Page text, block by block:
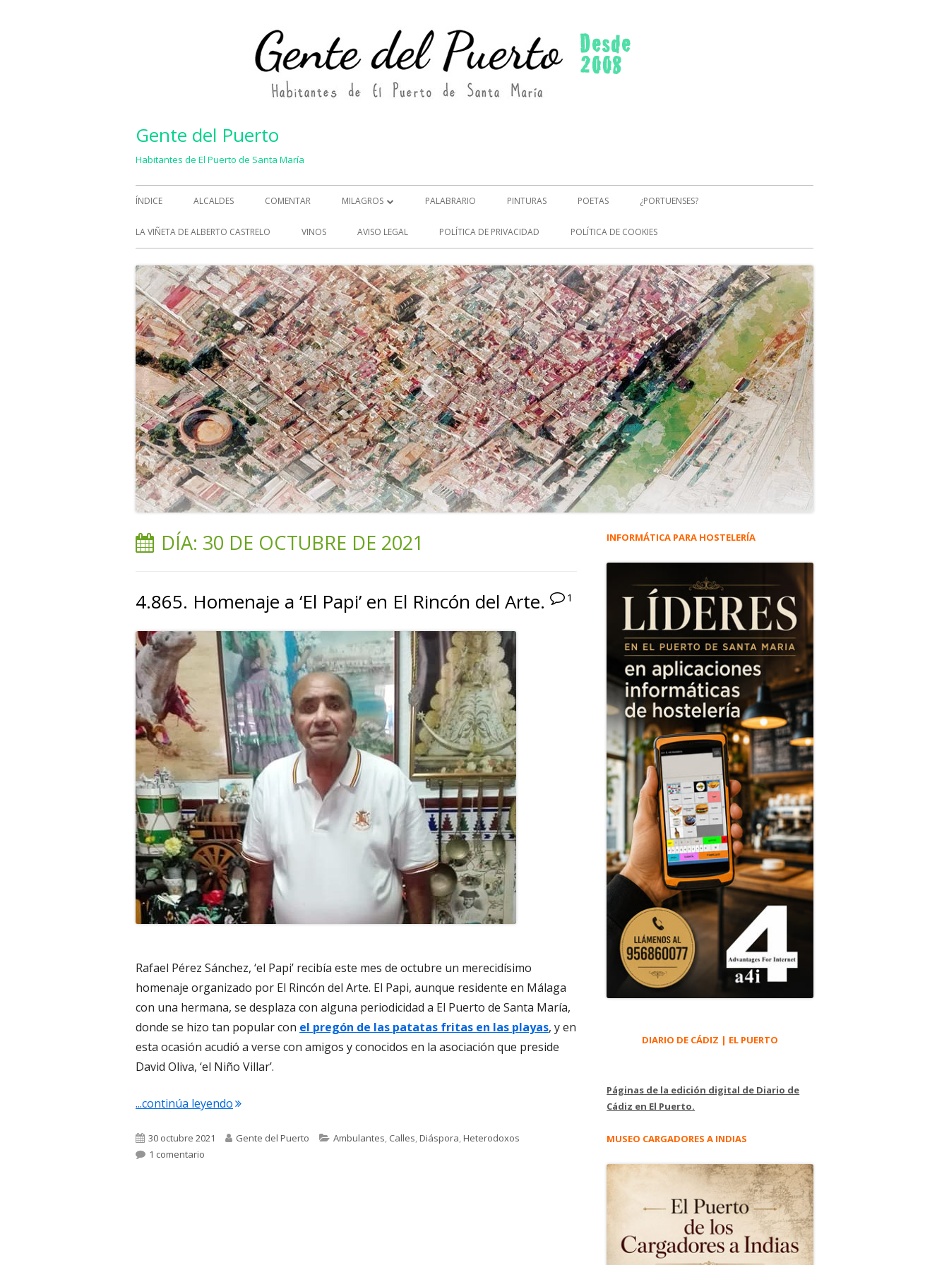
Gente del Puerto
Habitantes de El Puerto de Santa María
Menú
principal
ÍNDICE ALCALDES COMENTAR MILAGROS
MILAGROS (2)
PALABRARIO PINTURAS POETAS ¿PORTUENSES?
LA VIÑETA DE ALBERTO CASTRELO VINOS AVISO LEGAL POLÍTICA DE PRIVACIDAD POLÍTICA DE COOKIES
DÍA: 30 DE OCTUBRE DE 2021
4.865. Homenaje a ‘El Papi’ en El Rincón del Arte. 1
Rafael Pérez Sánchez, ‘el Papi’ recibía este mes de octubre un merecidísimo
homenaje organizado por El Rincón del Arte. El Papi, aunque residente en Málaga
con una hermana, se desplaza con alguna periodicidad a El Puerto de Santa María,
donde se hizo tan popular con el pregón de las patatas fritas en las playas, y en
esta ocasión acudió a verse con amigos y conocidos en la asociación que preside
David Oliva, ‘el Niño Villar’.
...continúa leyendo"4.865. Homenaje a ‘El Papi’ en El Rincón del Arte."
Publicado
el
30 octubre 2021 Autor
Gente del Puerto Categorías
Ambulantes, Calles,Diáspora,Heterodoxos
1 comentario
Barra
principal
INFORMÁTICA PARA HOSTELERÍA
DIARIO DE CÁDIZ | EL PUERTO
Páginas de la edición digital de Diario de
Cádiz en El Puerto.
MUSEO CARGADORES A INDIAS